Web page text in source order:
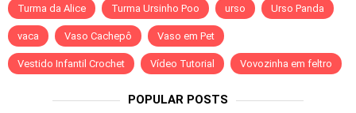
Turma da Alice Turma Ursinho Poo urso Urso Panda
vaca Vaso Cachepô Vaso em Pet
Vestido Infantil Crochet Vídeo Tutorial Vovozinha em feltro
POPULAR POSTS